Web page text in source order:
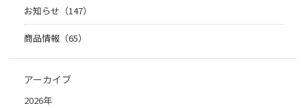
お知らせ（147）
商品情報（65）
アーカイブ
2026年